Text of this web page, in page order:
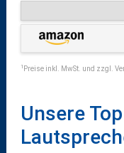
1 Preise inkl. MwSt. und zzgl.
Unsere